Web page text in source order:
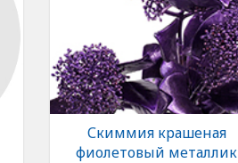
Скиммия крашеная
фиолетовый металлик